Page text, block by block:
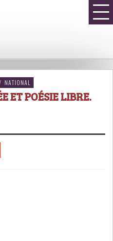
NATIONAL
ET POÉSIE LIBRE.